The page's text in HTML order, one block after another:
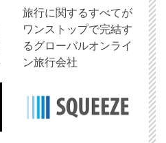
旅行に関するすべてが
ワンストップで完結す
るグローバルオンライ
ン旅行会社